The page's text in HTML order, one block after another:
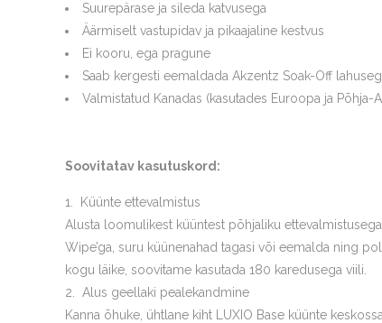
Suurepärase ja sileda katvusega
Äärmiselt vastupidav ja pikaajaline kestvus
Ei kooru, ega pragune
Saab kergesti eemaldada Akzentz Soak-Off
Valmistatud Kanadas (kasutades Euroopa ja Põhja-
Soovitatav kasutuskord:
Küünte ettevalmistus
Alusta loomulikest küüntest põhjaliku
Wipe’ga, suru küünenahad tagasi või eemalda ning
kogu läike, soovitame kasutada 180 karedusega viili.
Alus geellaki pealekandmine
Kanna õhuke, ühtlane kiht LUXIO Base küünte